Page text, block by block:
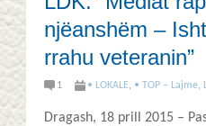
njëanshëm –
rrahu veteranin”
1 • LOKALE, • TOP – Lajme,
Dragash, 18 prill 2015 –